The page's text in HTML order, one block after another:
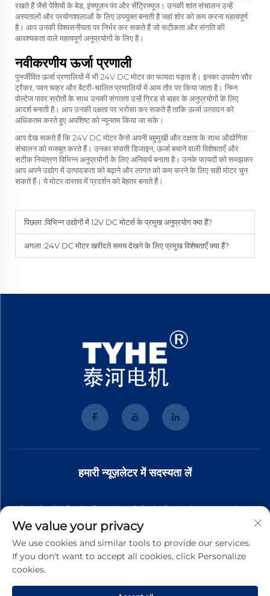
रखते हैं जैसे पेशियों के बेड, इंफ्यूज़न पंप और सेंट्रिफ्यूज। उनकी शांत संचालन उन्हें
अस्पतालों और प्रयोगशालाओं के लिए उपयुक्त बनाती है जहां शोर को कम करना महत्वपूर्ण
है। आप उनकी विश्वसनीयता पर निर्भर कर सकते हैं जो सटीकता और संगति की
आवश्यकता वाले महत्वपूर्ण अनुप्रयोगों के लिए है।
नवीकरणीय ऊर्जा प्रणाली
पुनर्जीवित ऊर्जा प्रणालियों में भी 24V DC मोटर का फायदा पड़ता है। इनका उपयोग सौर
ट्रैकर, पवन चक्र और बैटरी-चालित प्रणालियों में आम तौर पर किया जाता है। निम्न
वोल्टेज पावर स्रोतों के साथ उनकी संगतता उन्हें ग्रिड से बाहर के अनुप्रयोगों के लिए
आदर्श बनाती है। आप उनकी दक्षता पर भरोसा कर सकते हैं ताकि ऊर्जा उत्पादन को
अधिकतम करते हुए अपशिष्ट को न्यूनतम किया जा सके।
आप देख सकते हैं कि 24V DC मोटर कैसे अपनी बहुमुखी और दक्षता के साथ औद्योगिक
संचालन को मजबूत करते हैं। उनका संपाती डिजाइन, ऊर्जा बचाने वाली विशेषताएँ और
सटीक नियंत्रण विभिन्न अनुप्रयोगों के लिए अनिवार्य बनाता है। उनके फायदों को समझकर
आप अपने उद्योग में उत्पादकता को बढ़ाने और लागत को कम करने के लिए सही मोटर चुन
सकते हैं। ये मोटर वास्तव में प्रदर्शन को बेहतर बनाते हैं।
पिछला :विभिन्न उद्योगों में 12V DC मोटर्स के प्रमुख अनुप्रयोग क्या हैं?
अगला :24V DC मोटर खरीदते समय देखने के लिए प्रमुख विशेषताएँ क्या हैं?
हमारी न्यूज़लेटर में सदस्यता लें
हमारी न्यूज़लेटर में शामिल हों ताकि आपको हमारी टीम से नवीनतम उद्योग समाचार, अपडेट और
अंतर्दृष्टि प्राप्त हो।
We value your privacy
We use cookies and similar tools to provide our services.
If you don't want to accept all cookies, click Personalize
cookies.